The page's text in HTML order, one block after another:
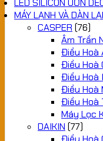
LED SILICON UỐN
MÁY LẠNH VÀ DÀN
CASPER (76)
Âm Trần
Điều Hoà
Điều Hoà
Điều Hoà
Điều Hoà
Điều Hoà
Máy Lọc
DAIKIN (77)